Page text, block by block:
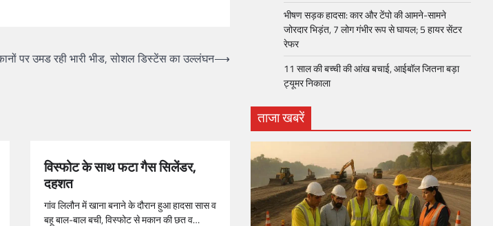
पर उमड रही भारी भीड, सोशल डिस्टेंस का उल्लंघन⟶
विस्फोट के साथ फटा गैस सिलेंडर,
दहशत
गांव लिलौन में खाना बनाने के दौरान हुआ हादसा सास व
बहू बाल-बाल बची, विस्फोट से मकान की छत व…
भीषण सड़क हादसा: कार और टेंपो की आमने-सामने
जोरदार भिड़ंत, 7 लोग गंभीर रूप से घायल; 5 हायर सेंटर
रेफर​
11 साल की बच्ची की आंख बचाई, आईबॉल जितना बड़ा
ट्यूमर निकाला
ताजा खबरें